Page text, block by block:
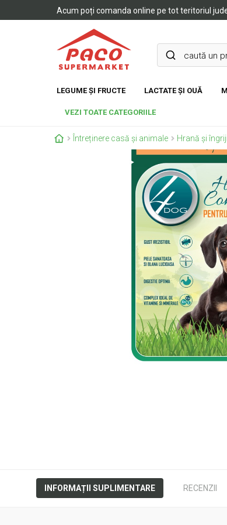
Acum poți comanda online pe tot teritoriul
LEGUME ȘI FRUCTE LACTATE ȘI OUĂ
VEZI TOATE CATEGORIILE
Întreținere casă și animale Hrană și
INFORMAȚII SUPLIMENTARE RECENZII